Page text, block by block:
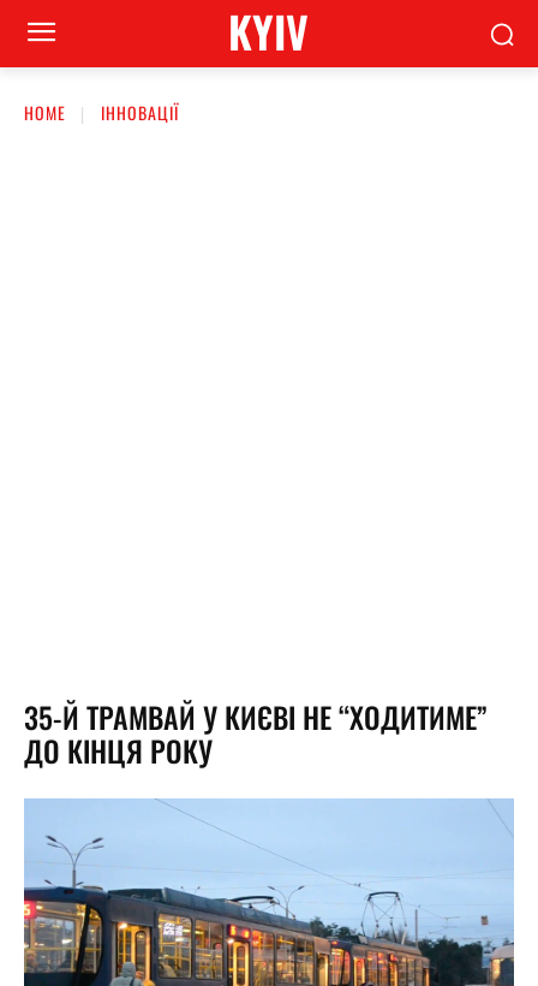
KYIV
HOME ІННОВАЦІЇ
35-Й ТРАМВАЙ У КИЄВІ НЕ “ХОДИТИМЕ”
ДО КІНЦЯ РОКУ